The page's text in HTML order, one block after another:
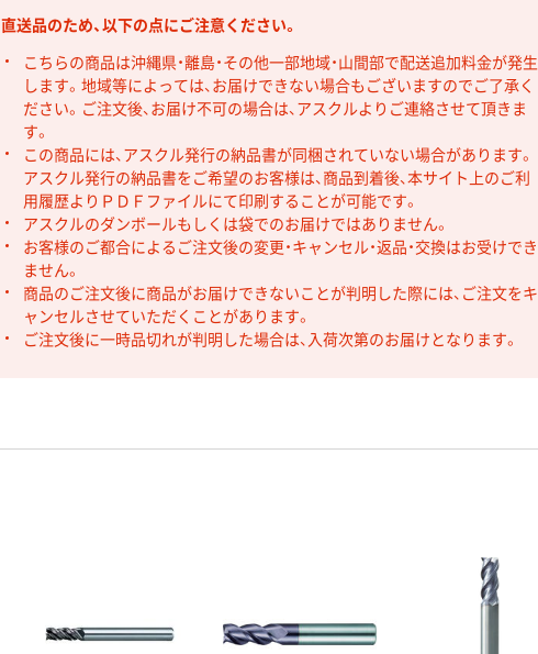
直送品のため、以下の点にご注意ください。
こちらの商品は沖縄県・離島・その他一部地域・山間部で配送追加料金が発生
します。地域等によっては、お届けできない場合もございますのでご了承く
ださい。ご注文後、お届け不可の場合は、アスクルよりご連絡させて頂きま
す。
この商品には、アスクル発行の納品書が同梱されていない場合があります。
アスクル発行の納品書をご希望のお客様は、商品到着後、本サイト上のご利
用履歴よりＰＤＦファイルにて印刷することが可能です。
アスクルのダンボールもしくは袋でのお届けではありません。
お客様のご都合によるご注文後の変更・キャンセル・返品・交換はお受けでき
ません。
商品のご注文後に商品がお届けできないことが判明した際には、ご注文をキ
ャンセルさせていただくことがあります。
ご注文後に一時品切れが判明した場合は、入荷次第のお届けとなります。